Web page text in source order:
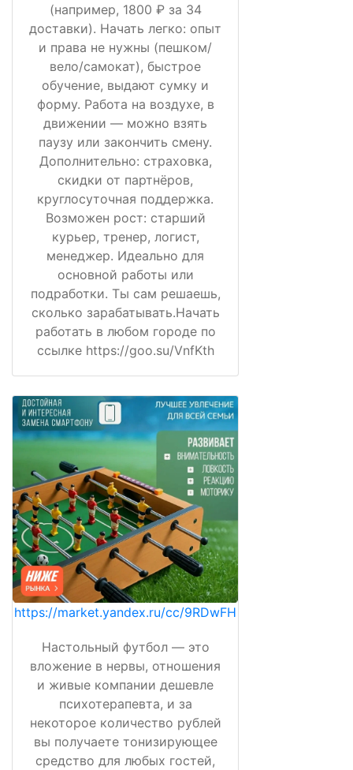
(например, 1800 ₽ за 34
доставки). Начать легко: опыт
и права не нужны (пешком/
вело/самокат), быстрое
обучение, выдают сумку и
форму. Работа на воздухе, в
движении — можно взять
паузу или закончить смену.
Дополнительно: страховка,
скидки от партнёров,
круглосуточная поддержка.
Возможен рост: старший
курьер, тренер, логист,
менеджер. Идеально для
основной работы или
подработки. Ты сам решаешь,
сколько зарабатывать.Начать
работать в любом городе по
ссылке https://goo.su/VnfKth
https://market.yandex.ru/cc/9RDwFH
Настольный футбол — это
вложение в нервы, отношения
и живые компании дешевле
психотерапевта, и за
некоторое количество рублей
вы получаете тонизирующее
средство для любых гостей,